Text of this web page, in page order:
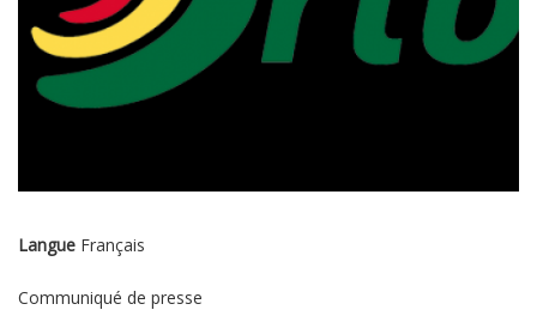
Langue Français
Communiqué de presse